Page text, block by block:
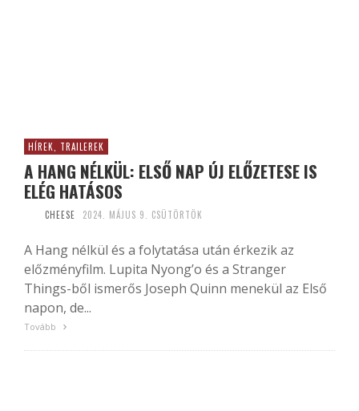
HÍREK, TRAILEREK
A HANG NÉLKÜL: ELSŐ NAP ÚJ ELŐZETESE IS
ELÉG HATÁSOS
CHEESE 2024. MÁJUS 9. CSÜTÖRTÖK
A Hang nélkül és a folytatása után érkezik az
előzményfilm. Lupita Nyong’o és a Stranger
Things-ből ismerős Joseph Quinn menekül az Első
napon, de...
Tovább